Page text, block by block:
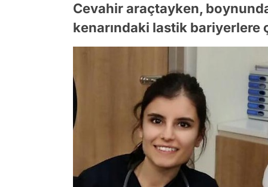
Cevahir araçtayken,
kenarındaki lastik bariyerlere